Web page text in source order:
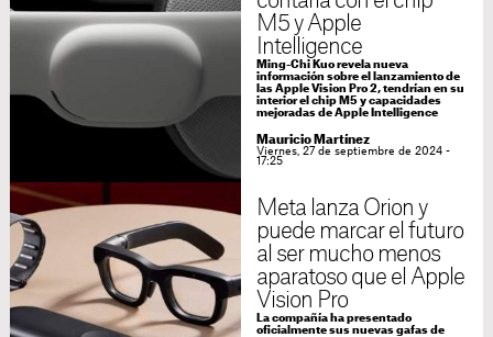
M5 y Apple
Intelligence
Ming-Chi Kuo revela nueva
información sobre el lanzamiento de
las Apple Vision Pro 2, tendrían en su
interior el chip M5 y capacidades
mejoradas de Apple Intelligence
Mauricio Martínez
Viernes, 27 de septiembre de 2024 -
17:25
Meta lanza Orion y
puede marcar el futuro
al ser mucho menos
aparatoso que el Apple
Vision Pro
La compañía ha presentado
oficialmente sus nuevas gafas de